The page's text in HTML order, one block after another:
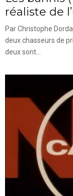
réaliste de
Par Christophe
deux chasseurs de
deux sont...